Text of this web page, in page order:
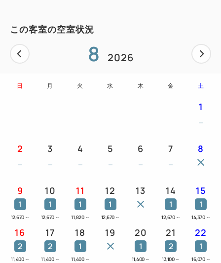
この客室の空室状況
8 2026
日 月 火 水 木 金 土
1
2 3 4 5 6 7 8
9
1
12,670 ～
10
1
12,670 ～
11
1
11,820 ～
12
1
12,670 ～
13 14
1
12,670 ～
15
1
14,370 ～
16
2
11,400 ～
17
2
11,400 ～
18
1
11,400 ～
19 20
1
11,400 ～
21
2
13,100 ～
22
1
16,070 ～